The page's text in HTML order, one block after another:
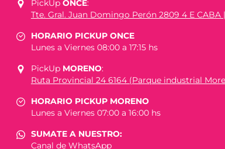
PickUp ONCE:
Tte. Gral. Juan Domingo Perón 2809 4 E CABA |
HORARIO PICKUP ONCE
Lunes a Viernes 08:00 a 17:15 hs
PickUp MORENO:
Ruta Provincial 24 6164 (Parque industrial
HORARIO PICKUP MORENO
Lunes a Viernes 07:00 a 16:00 hs
SUMATE A NUESTRO:
Canal de WhatsApp